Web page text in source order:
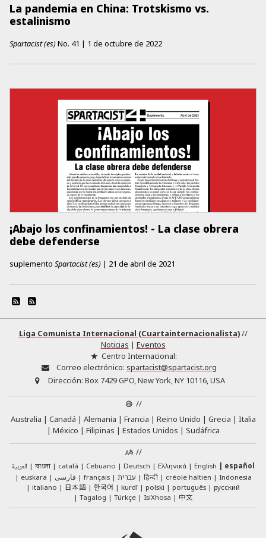
La pandemia en China: Trotskismo vs.
estalinismo
Spartacist (es)No. 41 | 1 de octubre de 2022
¡Abajo los confinamientos! - La clase obrera
debe defenderse
suplemento Spartacist (es) | 21 de abril de 2021
Liga Comunista Internacional (Cuartainternacionalista)//
Noticias | Eventos
Centro Internacional:
Correo electrónico: spartacist@spartacist.org
Dirección: Box 7429 GPO, New York, NY 10116, USA
//
Australia
Canadá Alemania Francia Reino Unido Grecia
Italia
México
Filipinas Estados Unidos
Sudáfrica
//
العربية বাংলা català Cebuano Deutsch Ελληνικά English
español
euskara
فارسی français עברית हिन्दी créole haïtien
Indonesia
italiano
日本語 한국어 kurdî polski português
русский
Tagalog
Türkçe IsiXhosa 中文